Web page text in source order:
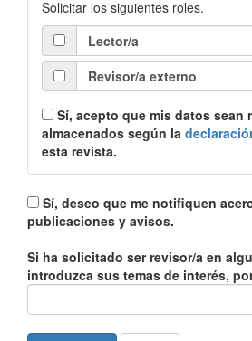
Solicitar los siguientes roles.
Lector/a
Revisor/a externo
almacenados según la
esta revista.
publicaciones y avisos.
Si ha solicitado ser revisor/a en
introduzca sus temas de interés,